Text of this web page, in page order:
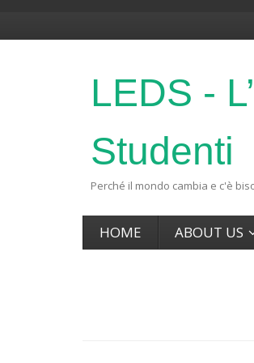
LEDS -
Studenti
Perché il mondo cambia e c'è
HOME ABOUT US